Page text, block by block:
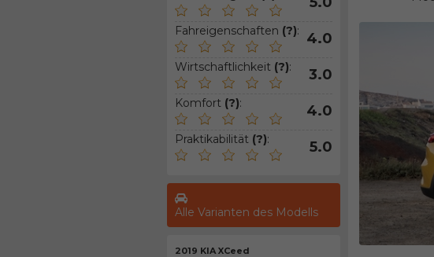
Fahreigenschaften (?): 4.0
Wirtschaftlichkeit (?): 3.0
Komfort (?): 4.0
Praktikabilität (?): 5.0
Alle Varianten des Modells
2019 KIA XCeed